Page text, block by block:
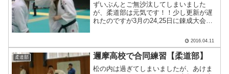
ずいぶんとご無沙汰してしまいました
が、柔道部は元気です！！少し更新が遅
れたのですが3月の24,25日に錬成大会が
めた生徒も、参加して2日間フルに試合が
出来ました。新3年生の有家君。今年は結
果を残す年にした.....
2016.04.11
柔道部 邇摩高校で合同練習【柔道部】
松の内は過ぎてしまいましたが、あけま